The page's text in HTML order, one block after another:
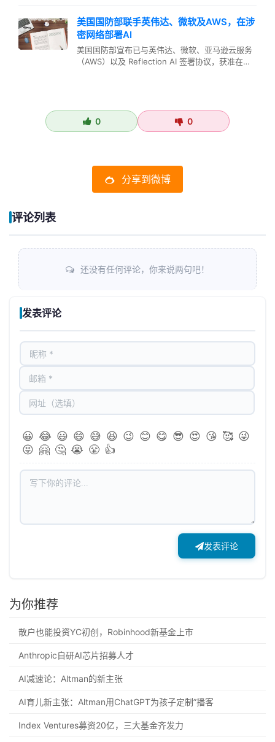
美国国防部联手英伟达、微软及AWS，在涉
密网络部署AI
美国国防部宣布已与英伟达、微软、亚马逊云服务
（AWS）以及 Reflection AI 签署协议，获准在其
0 0
分享到微博
评论列表
还没有任何评论，你来说两句吧！
发表评论
😀 😂 😃 😄 😅 😆 😉 😊 😋 😎 😍 😘 🥰 😜
😝 🤗 🤔 😭 😤 👍
发表评论
为你推荐
散户也能投资YC初创，Robinhood新基金上市
Anthropic自研AI芯片招募人才
AI减速论：Altman的新主张
AI育儿新主张：Altman用ChatGPT为孩子定制”播客
Index Ventures募资20亿，三大基金齐发力